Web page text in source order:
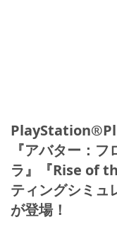
『アバター：
ラ』『Rise of
ティングシミ
が登場！